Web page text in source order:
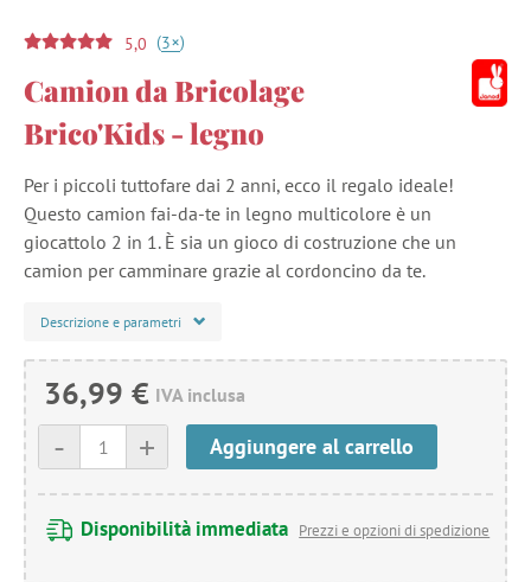
5,0 (3+)
Camion da Bricolage
Brico'Kids - legno
Per i piccoli tuttofare dai 2 anni, ecco il regalo ideale!
Questo camion fai-da-te in legno multicolore è un
giocattolo 2 in 1. È sia un gioco di costruzione che un
camion per camminare grazie al cordoncino da te.
Descrizione e parametri
36,99 € IVA inclusa
+
- Aggiungere al carrello
Disponibilità immediata Prezzi e opzioni di spedizione